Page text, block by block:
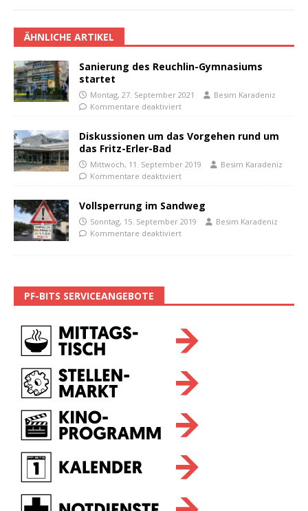
ÄHNLICHE ARTIKEL
Sanierung des Reuchlin-Gymnasiums
startet
Montag, 27. September 2021
Besim Karadeniz
Kommentare deaktiviert
Diskussionen um das Vorgehen rund um
das Fritz-Erler-Bad
Mittwoch, 11. September 2019
Besim Karadeniz
Kommentare deaktiviert
Vollsperrung im Sandweg
Sonntag, 15. September 2019
Besim Karadeniz
Kommentare deaktiviert
PF-BITS SERVICEANGEBOTE